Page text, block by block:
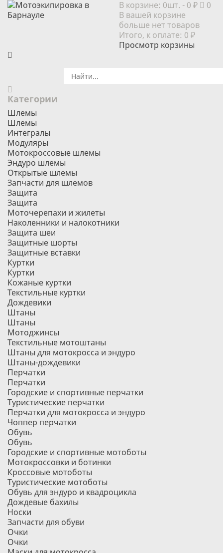
В корзине: 0шт. - 0 ₽
0
В вашей корзине
больше нет товаров
Итого, к оплате: 0 ₽
Просмотр корзины
Категории
Шлемы
Шлемы
Интегралы
Модуляры
Мотокроссовые шлемы
Эндуро шлемы
Открытые шлемы
Запчасти для шлемов
Защита
Защита
Моточерепахи и жилеты
Наколенники и налокотники
Защита шеи
Защитные шорты
Защитные вставки
Куртки
Куртки
Кожаные куртки
Текстильные куртки
Дождевики
Штаны
Штаны
Мотоджинсы
Текстильные мотоштаны
Штаны для мотокросса и эндуро
Штаны-дождевики
Перчатки
Перчатки
Городские и спортивные перчатки
Туристические перчатки
Перчатки для мотокросса и эндуро
Чоппер перчатки
Обувь
Обувь
Городские и спортивные мотоботы
Мотокроссовки и ботинки
Кроссовые мотоботы
Туристические мотоботы
Обувь для эндуро и квадроцикла
Дождевые бахилы
Носки
Запчасти для обуви
Очки
Очки